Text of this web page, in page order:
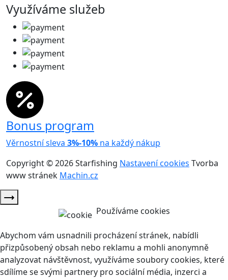
Využíváme služeb
Bonus program
Věrnostní sleva 3%-10% na každý nákup
Copyright © 2026 Starfishing Nastavení cookies Tvorba
www stránek Machin.cz
Používáme cookies
Abychom vám usnadnili procházení stránek, nabídli
přizpůsobený obsah nebo reklamu a mohli anonymně
analyzovat návštěvnost, využíváme soubory cookies, které
sdílíme se svými partnery pro sociální média, inzerci a